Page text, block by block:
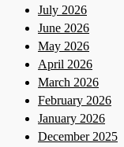
July 2026
June 2026
May 2026
April 2026
March 2026
February 2026
January 2026
December 2025